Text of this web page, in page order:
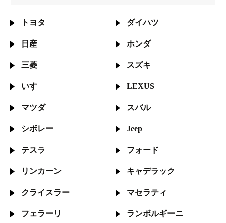
トヨタ ダイハツ
日産 ホンダ
三菱 スズキ
いすゞ LEXUS
マツダ スバル
シボレー Jeep
テスラ フォード
リンカーン キャデラック
クライスラー マセラティ
フェラーリ ランボルギーニ